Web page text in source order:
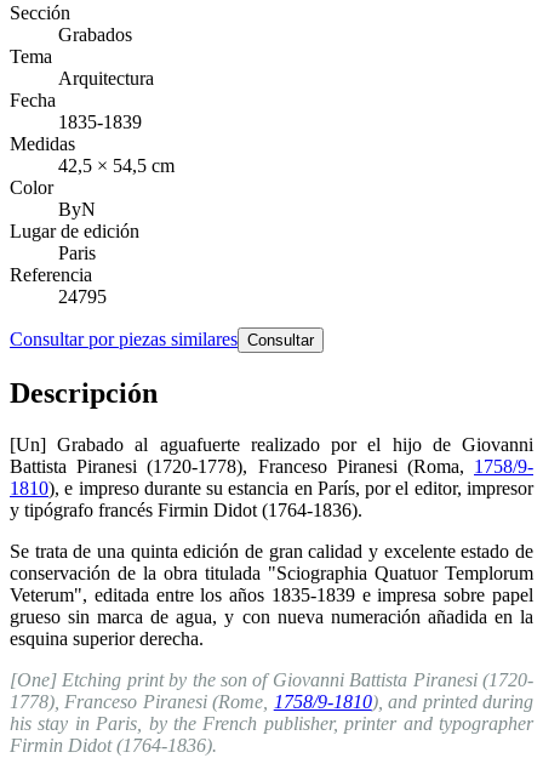
Sección
Grabados
Tema
Arquitectura
Fecha
1835-1839
Medidas
42,5 × 54,5 cm
Color
ByN
Lugar de edición
Paris
Referencia
24795
Consultar por piezas similares Consultar
Descripción
[Un] Grabado al aguafuerte realizado por el hijo de Giovanni
Battista Piranesi (1720-1778), Franceso Piranesi (Roma, 1758/9-
1810), e impreso durante su estancia en París, por el editor, impresor
y tipógrafo francés Firmin Didot (1764-1836).
Se trata de una quinta edición de gran calidad y excelente estado de
conservación de la obra titulada "Sciographia Quatuor Templorum
Veterum", editada entre los años 1835-1839 e impresa sobre papel
grueso sin marca de agua, y con nueva numeración añadida en la
esquina superior derecha.
[One] Etching print by the son of Giovanni Battista Piranesi (1720-
1778), Franceso Piranesi (Rome,
1758/9-1810), and printed during
his stay in Paris, by the French publisher, printer and typographer
Firmin Didot (1764-1836).